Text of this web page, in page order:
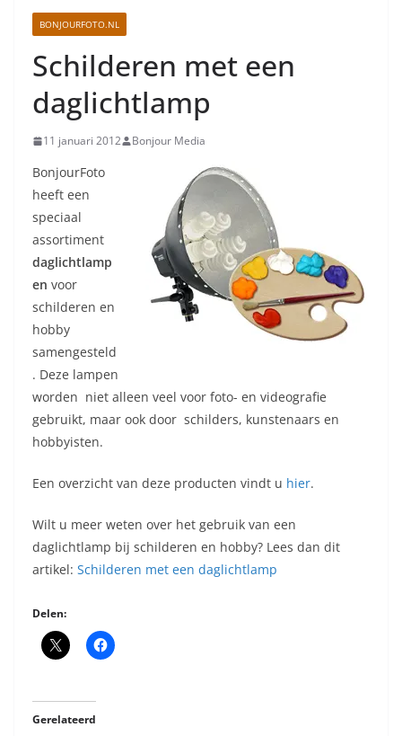
BONJOURFOTO.NL
Schilderen met een
daglichtlamp
11 januari 2012 Bonjour Media
BonjourFoto
heeft een
speciaal
assortiment
daglichtlamp
en voor
schilderen en
hobby
samengesteld
. Deze lampen
worden niet alleen veel voor foto- en videografie
gebruikt, maar ook door schilders, kunstenaars en
hobbyisten.
Een overzicht van deze producten vindt u hier.
Wilt u meer weten over het gebruik van een
daglichtlamp bij schilderen en hobby? Lees dan dit
artikel: Schilderen met een daglichtlamp
Delen:
Gerelateerd